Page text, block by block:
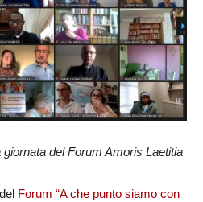
del Forum Amoris Laetitia
Forum “A che punto siamo con